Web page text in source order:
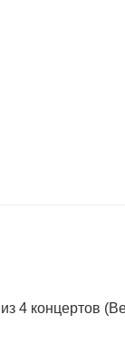
концертов